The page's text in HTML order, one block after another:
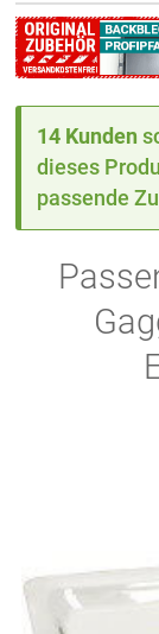
14 Kunden
dieses
passende